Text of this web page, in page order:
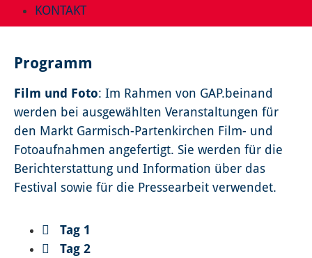
KONTAKT
Programm
Film und Foto: Im Rahmen von GAP.beinand
werden bei ausgewählten Veranstaltungen für
den Markt Garmisch-Partenkirchen Film- und
Fotoaufnahmen angefertigt. Sie werden für die
Berichterstattung und Information über das
Festival sowie für die Pressearbeit verwendet.
Tag 1
Tag 2